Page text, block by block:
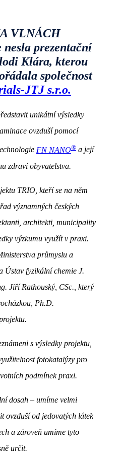
VLNÁCH
prezentační
Klára, kterou
společnost
JTJ s.r.o.
unikátní výsledky
ovzduší pomocí
FN NANO® a její
zdraví obyvatelstva.
TRIO, kteří se na něm
významných českých
architekti, municipality
výzkumu využít v praxi.
průmyslu a
Ústav fyzikální chemie J.
Jiří Rathouský, CSc., který
Ph.D.
s výsledky projektu,
fotokatalýzy pro
podmínek praxi.
dosah – umíme velmi
ovzduší od jedovatých látek
a zároveň umíme tyto
určit.